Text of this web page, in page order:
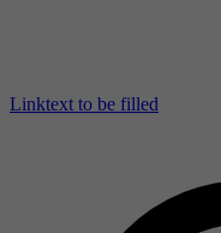
Linktext to be filled